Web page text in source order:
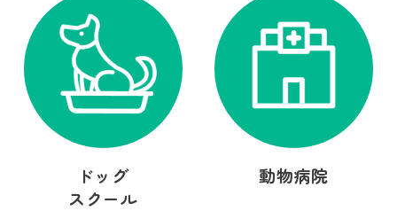
ドッグ
スクール
動物病院